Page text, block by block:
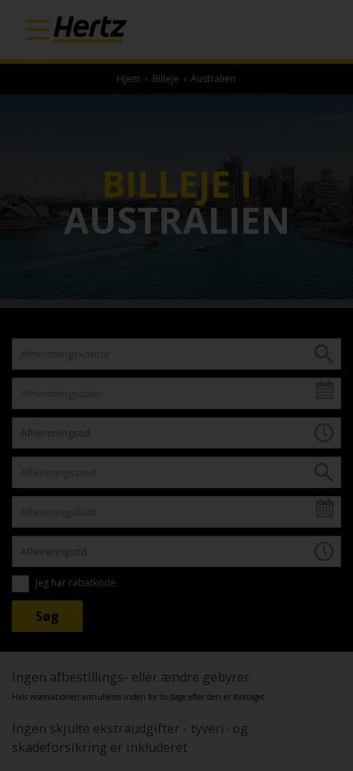
Hjem › Billeje › Australien
BILLEJE I
AUSTRALIEN
Jeg har rabatkode
Ingen afbestillings- eller ændre gebyrer
Hvis reservationen annulleres inden for to dage efter den er foretaget.
Ingen skjulte ekstraudgifter - tyveri- og
skadeforsikring er inkluderet